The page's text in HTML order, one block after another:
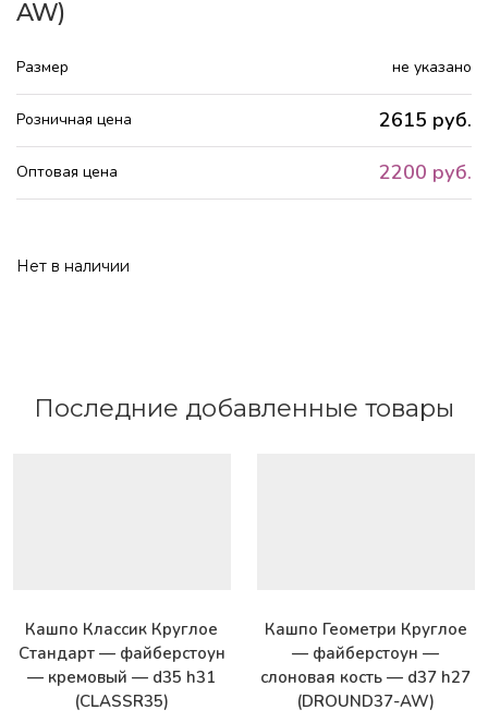
AW)
Размер не указано
Розничная цена 2615 руб.
Оптовая цена 2200 руб.
Нет в наличии
Последние добавленные товары
Кашпо Классик Круглое
Стандарт — файберстоун
— кремовый — d35 h31
(CLASSR35)
Кашпо Геометри Круглое
— файберстоун —
слоновая кость — d37 h27
(DROUND37-AW)